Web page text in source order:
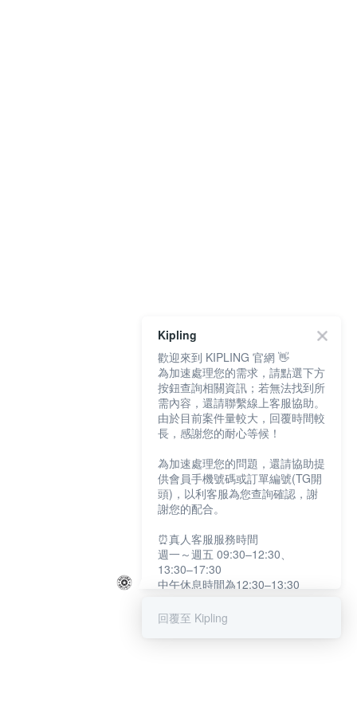
Kipling
歡迎來到 KIPLING 官網 👋
為加速處理您的需求，請點選下方
按鈕查詢相關資訊；若無法找到所
需內容，還請聯繫線上客服協助。
由於目前案件量較大，回覆時間較
長，感謝您的耐心等候！
為加速處理您的問題，還請協助提
供會員手機號碼或訂單編號(TG開
頭)，以利客服為您查詢確認，謝
謝您的配合。
⏰真人客服服務時間
週一～週五 09:30–12:30、
13:30–17:30
中午休息時間為12:30–13:30
提醒您：系統會自動已讀訊息，如
回覆至 Kipling